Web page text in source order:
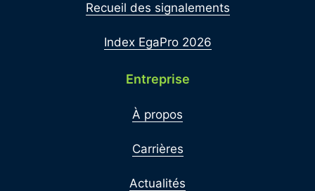
Recueil des signalements
Index EgaPro 2026
Entreprise
À propos
Carrières
Actualités